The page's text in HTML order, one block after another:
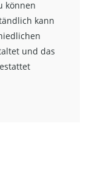
können
kann
und das